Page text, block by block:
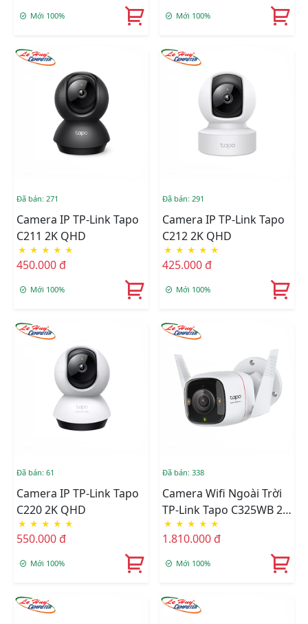
Mới 100% Mới 100%
Đã bán: 271
Camera IP TP-Link Tapo
C211 2K QHD
★ ★ ★ ★ ★
450.000 đ
Mới 100%
Đã bán: 291
Camera IP TP-Link Tapo
C212 2K QHD
★ ★ ★ ★ ★
425.000 đ
Mới 100%
Đã bán: 61
Camera IP TP-Link Tapo
C220 2K QHD
★ ★ ★ ★ ★
550.000 đ
Mới 100%
Đã bán: 338
Camera Wifi Ngoài Trời
TP-Link Tapo C325WB 2K
QHD
★ ★ ★ ★ ★
1.810.000 đ
Mới 100%